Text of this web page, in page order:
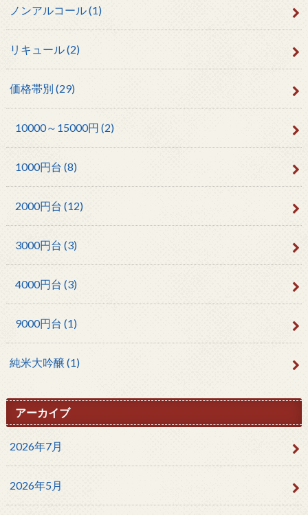
ノンアルコール(1)
リキュール(2)
価格帯別 (29)
10000～15000円 (2)
1000円台 (8)
2000円台 (12)
3000円台 (3)
4000円台 (3)
9000円台 (1)
純米大吟醸 (1)
アーカイブ
2026年7月
2026年5月